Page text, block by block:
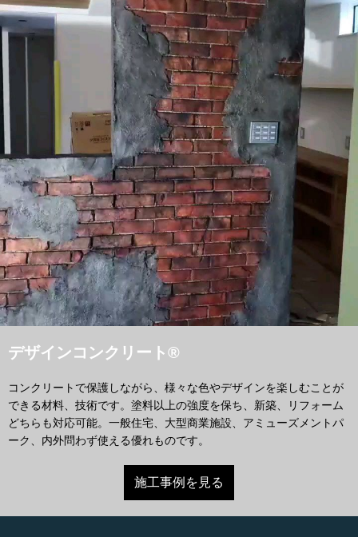
デザインコンクリート®
コンクリートで保護しながら、様々な色やデザインを楽しむことが
できる材料、技術です。塗料以上の強度を保ち、新築、リフォーム
どちらも対応可能。一般住宅、大型商業施設、アミューズメントパ
ーク、内外問わず使える優れものです。
施工事例を見る